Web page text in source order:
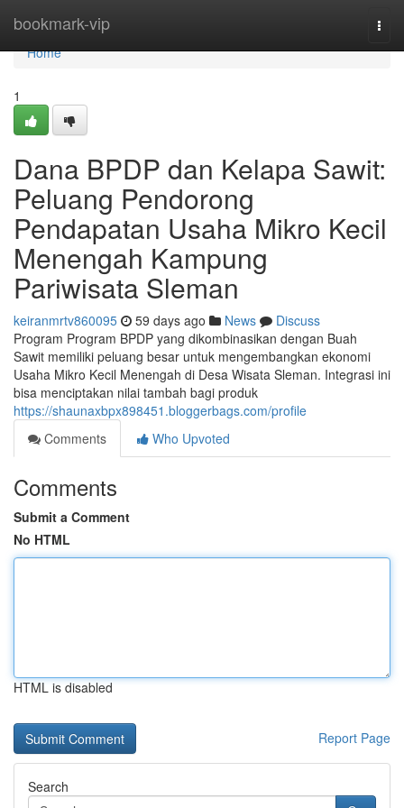
bookmark-vip
Home
Home
1
Dana BPDP dan Kelapa Sawit:
Peluang Pendorong
Pendapatan Usaha Mikro Kecil
Menengah Kampung
Pariwisata Sleman
keiranmrtv860095 59 days ago News
Discuss
Program Program BPDP yang dikombinasikan dengan Buah
Sawit memiliki peluang besar untuk mengembangkan ekonomi
Usaha Mikro Kecil Menengah di Desa Wisata Sleman. Integrasi ini
bisa menciptakan nilai tambah bagi produk
https://shaunaxbpx898451.bloggerbags.com/profile
Comments
Who Upvoted
Comments
Submit a Comment
No HTML
HTML is disabled
Report Page
Search